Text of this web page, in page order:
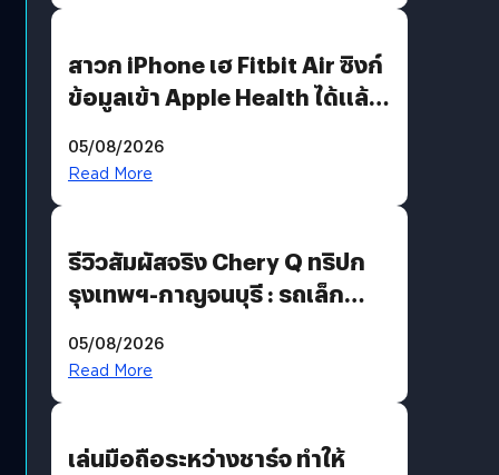
สาวก iPhone เฮ Fitbit Air ซิงก์
ข้อมูลเข้า Apple Health ได้แล้ว
05/08/2026
Read More
รีวิวสัมผัสจริง Chery Q ทริปก
รุงเทพฯ-กาญจนบุรี : รถเล็ก
ฟังก์ชันเกินตัว
05/08/2026
Read More
เล่นมือถือระหว่างชาร์จ ทำให้